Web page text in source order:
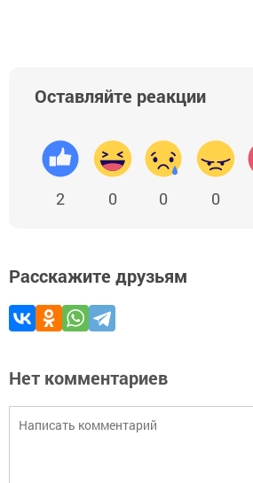
Оставляйте реакции
2 0 0 0
Расскажите друзьям
Нет комментариев